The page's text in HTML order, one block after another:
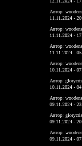
Автор:
11.11.2024 -
Автор:
11.11.2024 -
Автор:
11.11.2024 -
Автор:
10.11.2024 -
Автор:
10.11.2024 -
Автор:
09.11.2024 -
Автор:
09.11.2024 -
Автор:
09.11.2024 -